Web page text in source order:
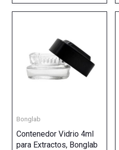
Bonglab
Contenedor Vidrio 4ml
para Extractos, Bonglab